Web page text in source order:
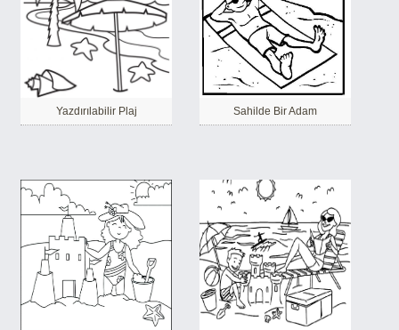
Yazdırılabilir Plaj Sahilde Bir Adam